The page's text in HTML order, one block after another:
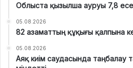
Облыста қызылша ауруы 7,8
05.08.2026
82 азаматтың құқығы қалпына
05.08.2026
Аяқ киім саудасында таңбалау